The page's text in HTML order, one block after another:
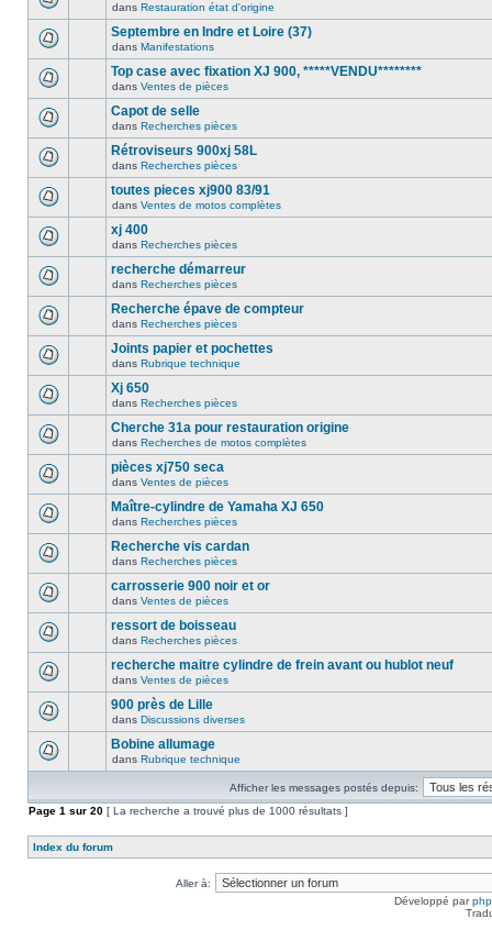
dans Restauration état d'origine
Septembre en Indre et Loire (37)
dans Manifestations
Top case avec fixation XJ 900, *****VENDU********
dans Ventes de pièces
Capot de selle
dans Recherches pièces
Rétroviseurs 900xj 58L
dans Recherches pièces
toutes pieces xj900 83/91
dans Ventes de motos complètes
xj 400
dans Recherches pièces
recherche démarreur
dans Recherches pièces
Recherche épave de compteur
dans Recherches pièces
Joints papier et pochettes
dans Rubrique technique
Xj 650
dans Recherches pièces
Cherche 31a pour restauration origine
dans Recherches de motos complètes
pièces xj750 seca
dans Ventes de pièces
Maître-cylindre de Yamaha XJ 650
dans Recherches pièces
Recherche vis cardan
dans Recherches pièces
carrosserie 900 noir et or
dans Ventes de pièces
ressort de boisseau
dans Recherches pièces
recherche maitre cylindre de frein avant ou hublot neuf
dans Ventes de pièces
900 près de Lille
dans Discussions diverses
Bobine allumage
dans Rubrique technique
Afficher les messages postés depuis:
Page 1 sur 20 [ La recherche a trouvé plus de 1000 résultats ]
Index du forum
Aller à:
Développé par